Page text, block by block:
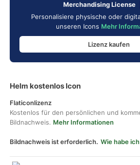
Merchandising License
Personalisiere physische oder
unseren Icons Mehr
Lizenz kaufen
Helm kostenlos Icon
Flaticonlizenz
Kostenlos für den persönlichen und
Bildnachweis. Mehr Informationen
Bildnachweis ist erforderlich. Wie habe